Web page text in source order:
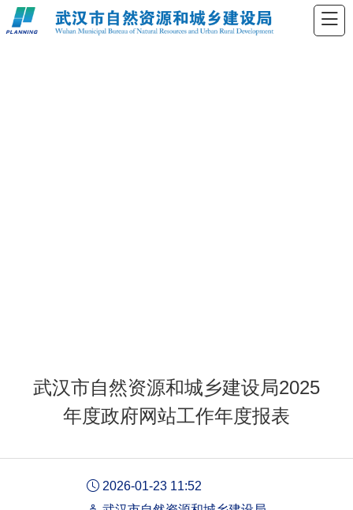
武汉市自然资源和城乡建设局2025
年度政府网站工作年度报表
2026-01-23 11:52